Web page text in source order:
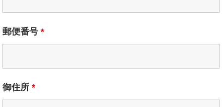
郵便番号 *
御住所 *